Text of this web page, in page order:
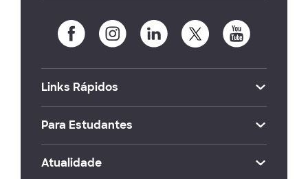
Links Rápidos
Para Estudantes
Atualidade